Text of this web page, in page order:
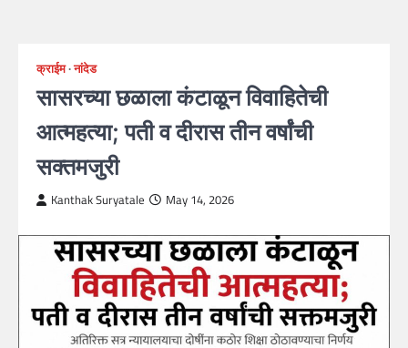
क्राईम नांदेड
सासरच्या छळाला कंटाळून विवाहितेची
आत्महत्या; पती व दीरास तीन वर्षांची
सक्तमजुरी
Kanthak Suryatale May 14, 2026